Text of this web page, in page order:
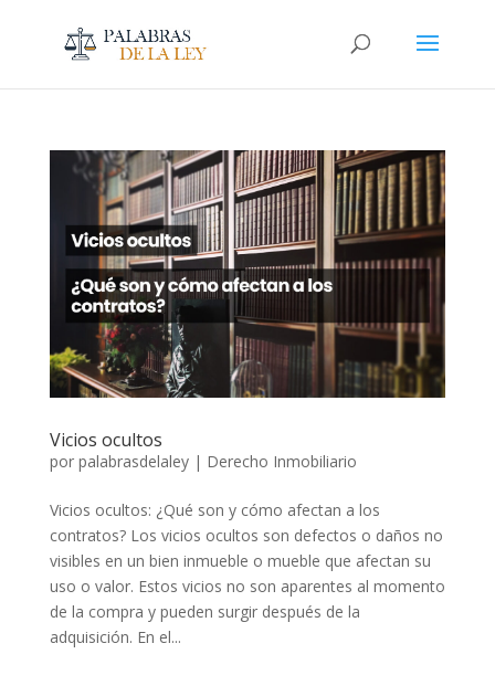
Vicios ocultos
por palabrasdelaley| Derecho Inmobiliario
Vicios ocultos: ¿Qué son y cómo afectan a los
contratos? Los vicios ocultos son defectos o daños no
visibles en un bien inmueble o mueble que afectan su
uso o valor. Estos vicios no son aparentes al momento
de la compra y pueden surgir después de la
adquisición. En el...